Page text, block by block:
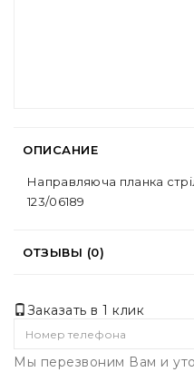
ОПИСАНИЕ
Направляюча планка
123/06189
ОТЗЫВЫ (0)
Заказать в 1 клик
Мы перезвоним Вам и